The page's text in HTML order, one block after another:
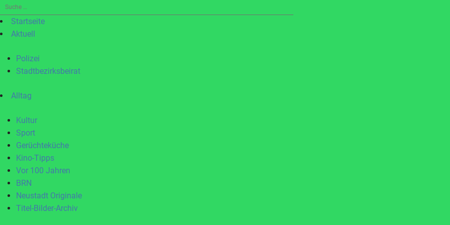
Suche
nach:Startseite
Aktuell
Polizei
Stadtbezirksbeirat
Alltag
Kultur
Sport
Gerüchteküche
Kino-Tipps
Vor 100 Jahren
BRN
Neustadt Originale
Titel-Bilder-Archiv